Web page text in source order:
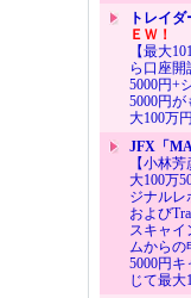
トレイ
ＥＷ！
【最大
ら口座
5000円+
5000円
大100万
JFX「
【小林
大100万
ジナルレ
および
スキャ
ムから
5000円
じて最大